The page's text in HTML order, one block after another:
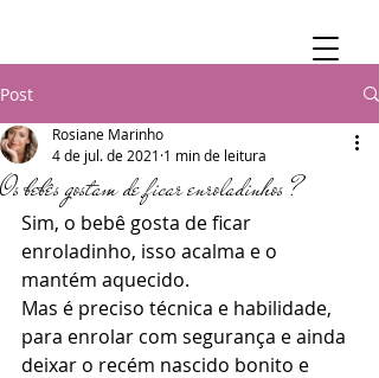
Post
Os bebês gostam de ficar enroladinhos ?
Rosiane Marinho
4 de jul. de 2021 1 min de leitura
Sim, o bebê gosta de ficar
enroladinho, isso acalma e o
mantém aquecido.
Mas é preciso técnica e habilidade,
para enrolar com segurança e ainda
deixar o recém nascido bonito e